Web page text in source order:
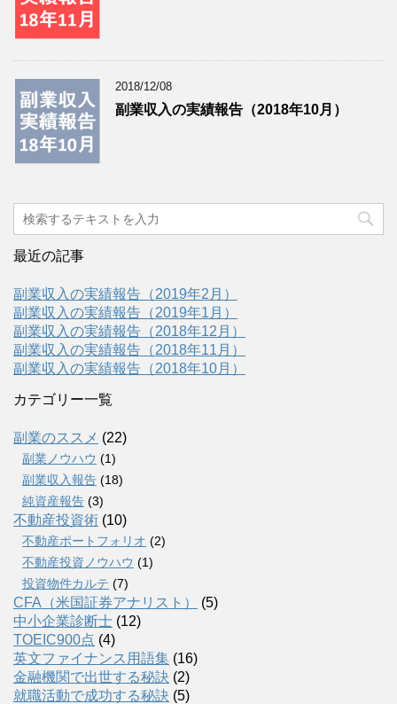
2018/12/08
副業収入の実績報告（2018年10月）
最近の記事
副業収入の実績報告（2019年2月）
副業収入の実績報告（2019年1月）
副業収入の実績報告（2018年12月）
副業収入の実績報告（2018年11月）
副業収入の実績報告（2018年10月）
カテゴリー一覧
副業のススメ (22)
副業ノウハウ (1)
副業収入報告 (18)
純資産報告 (3)
不動産投資術 (10)
不動産ポートフォリオ (2)
不動産投資ノウハウ (1)
投資物件カルテ (7)
CFA（米国証券アナリスト）
(5)
中小企業診断士 (12)
TOEIC900点 (4)
英文ファイナンス用語集 (16)
金融機関で出世する秘訣 (2)
就職活動で成功する秘訣 (5)